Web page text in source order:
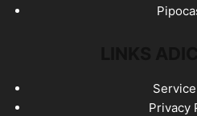
Privacy